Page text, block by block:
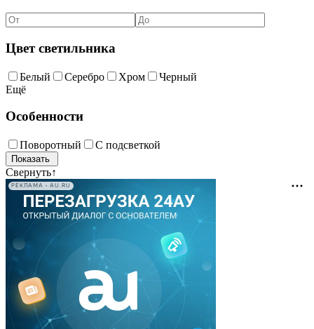
Цвет светильника
Белый Серебро Хром
Черный
Ещё
Особенности
Поворотный С подсветкой
Свернуть↑
РЕКЛАМА • AU.RU